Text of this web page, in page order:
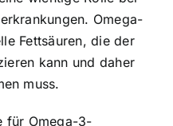
Omega-
Fettsäuren, die der
kann und daher
muss.
für Omega-3-